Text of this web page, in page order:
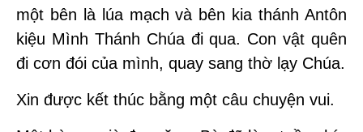
một bên là lúa mạch và bên kia thánh Antôn
kiệu Mình Thánh Chúa đi qua. Con vật quên
đi cơn đói của mình, quay sang thờ lạy Chúa.
Xin được kết thúc bằng một câu chuyện vui.